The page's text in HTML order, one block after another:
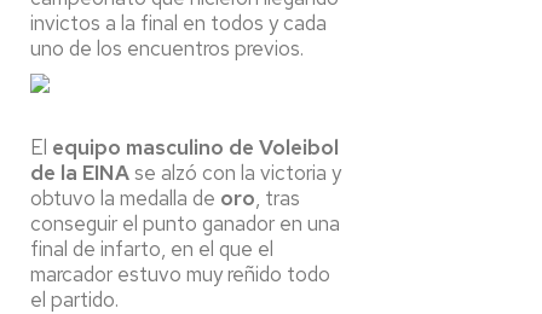
invictos a la final en todos y cada
uno de los encuentros previos.
El equipo masculino de Voleibol
de la EINAse alzó con la victoria y
obtuvo la medalla de oro, tras
conseguir el punto ganador en una
final de infarto, en el que el
marcador estuvo muy reñido todo
el partido.